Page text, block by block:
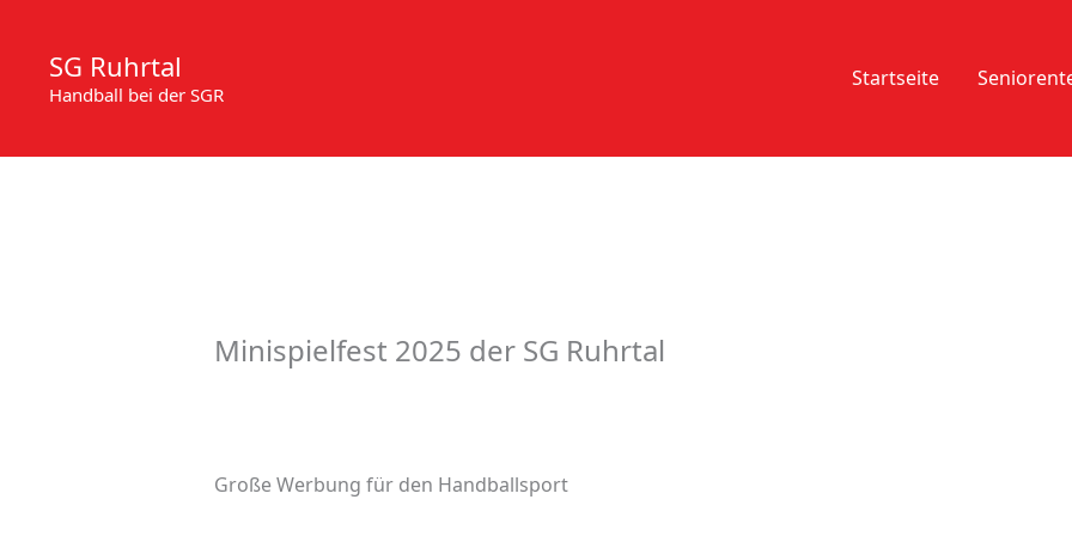
springenSG Ruhrtal
Handball bei der SGR
Startseite
Minispielfest 2025 der SG Ruhrtal
Große Werbung für den Handballsport